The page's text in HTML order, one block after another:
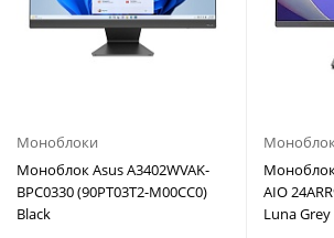
Моноблоки
Моноблок Asus A3402WVAK-
BPC0330 (90PT03T2-M00CC0)
Black
AIO
Luna Grey